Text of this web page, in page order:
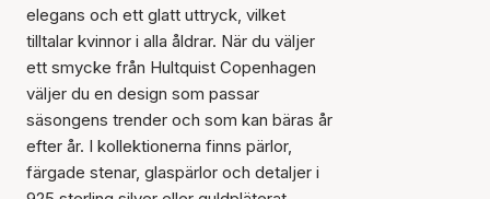
elegans och ett glatt uttryck, vilket
tilltalar kvinnor i alla åldrar. När du väljer
ett smycke från Hultquist Copenhagen
väljer du en design som passar
säsongens trender och som kan bäras år
efter år. I kollektionerna finns pärlor,
färgade stenar, glaspärlor och detaljer i